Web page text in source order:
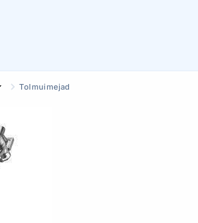
Tolmuimejad